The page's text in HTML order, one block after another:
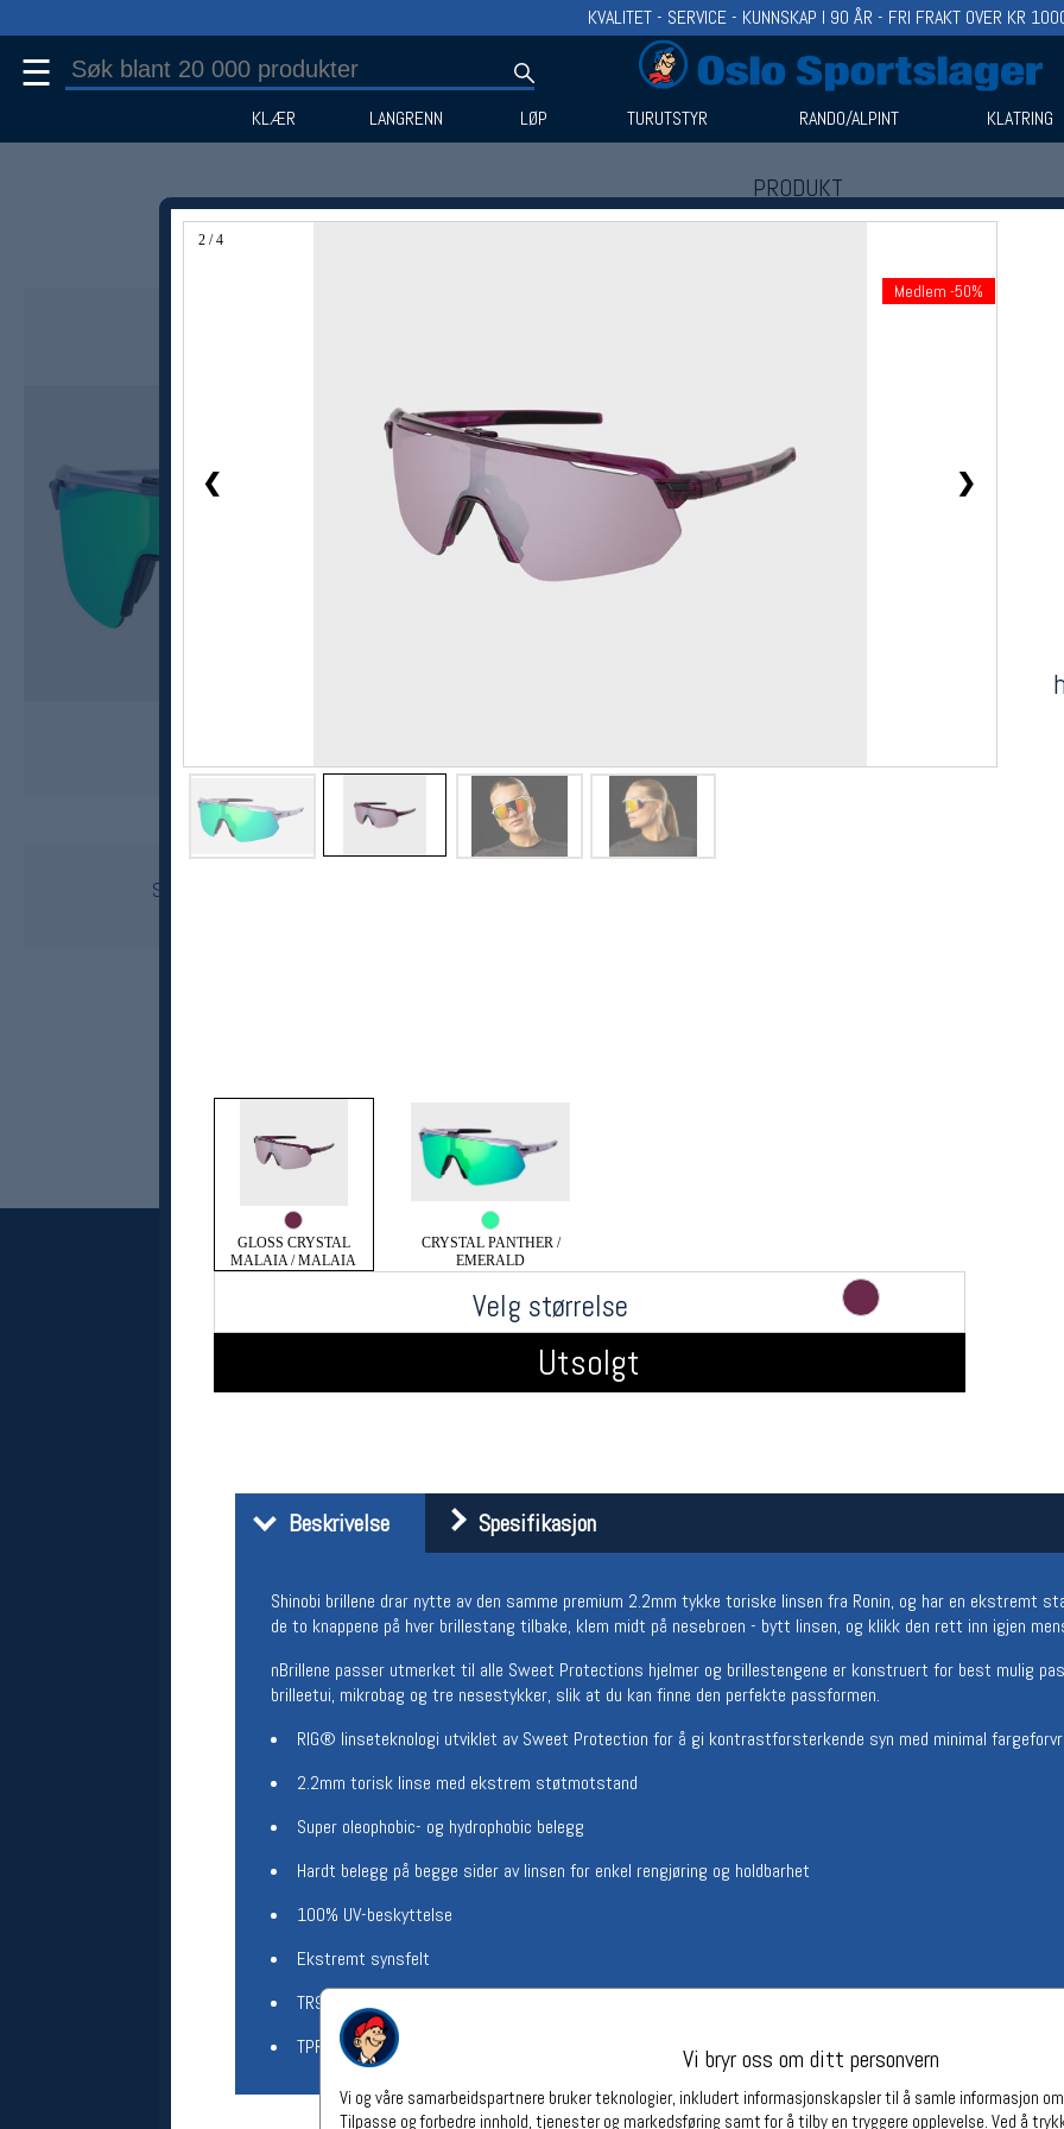
2 / 4
❮ ❯
Medlem -50%
GLOSS CRYSTAL
MALAIA / MALAIA
CRYSTAL PANTHER /
EMERALD
Velg størrelse
Utsolgt
Beskrivelse Spesifikasjon
Shinobi brillene drar nytte av den samme premium 2.2mm tykke toriske linsen fra Ronin, og har en ekstremt
de to knappene på hver brillestang tilbake, klem midt på nesebroen - bytt linsen, og klikk den rett inn igjen
nBrillene passer utmerket til alle Sweet Protections hjelmer og brillestengene er konstruert for best mulig
brilleetui, mikrobag og tre nesestykker, slik at du kan finne den perfekte passformen.
RIG® linseteknologi utviklet av Sweet Protection for å gi kontrastforsterkende syn med minimal
2.2mm torisk linse med ekstrem støtmotstand
Super oleophobic- og hydrophobic belegg
Hardt belegg på begge sider av linsen for enkel rengjøring og holdbarhet
100% UV-beskyttelse
Ekstremt synsfelt
TR90 polyamid ramme. Slitesterk og lettvekt
TPR innstøpte myke og lettgripelige innsatser på brillestavene for ekstra komfort og sikkerhet
Vi bryr oss om ditt personvern
Vi og våre samarbeidspartnere bruker teknologier, inkludert informasjonskapsler til å samle informasjon
Tilpasse og forbedre innhold, tjenester og markedsføring samt for å tilby en tryggere opplevelse. Ved å
KVALITET - SERVICE - KUNNSKAP I 90 ÅR - FRI FRAKT OVER KR
☰
KLÆR LANGRENN LØP TURUTSTYR RANDO/ALPINT KLATRING
PRODUKT
Produkter (1)
Sweet Protection
Shinobi RIG Reflect sportsbriller
Vis i kart
Om oss
Åpningstider butikk
Man-Fredag:
Åpningstider verkstedet
Man-Fredag:
11-18
Lørdag:
11-16
Om verkstedet
For å bestille time må du logge inn i
nettbutikken og trykke på den
nederste blå linjen
Betingelser
Salgsbetingelser
Personsvernerklæring
Informasjonskapsler
Bærekraft
Org. nr: 976754360
Ledige
Følg oss på Partnere